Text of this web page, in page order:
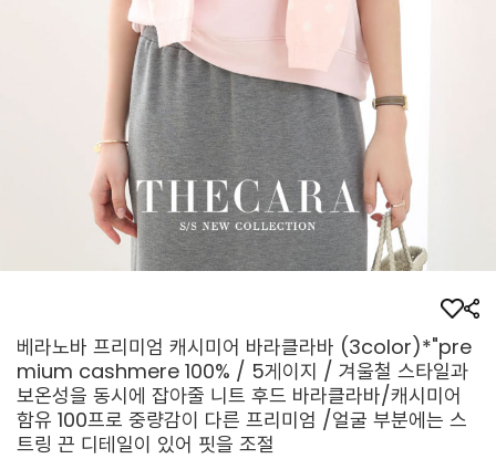
베라노바 프리미엄 캐시미어 바라클라바 (3color)*"pre
mium cashmere 100% / 5게이지 / 겨울철 스타일과
보온성을 동시에 잡아줄 니트 후드 바라클라바/캐시미어
함유 100프로 중량감이 다른 프리미엄 /얼굴 부분에는 스
트링 끈 디테일이 있어 핏을 조절